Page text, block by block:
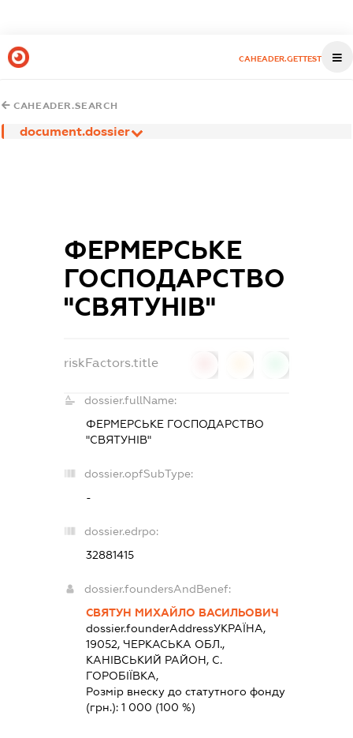
CAHEADER.GETTEST
CAHEADER.SEARCH
document.dossier
ФЕРМЕРСЬКЕ
ГОСПОДАРСТВО
"СВЯТУНІВ"
riskFactors.title
dossier.fullName:
ФЕРМЕРСЬКЕ ГОСПОДАРСТВО
"СВЯТУНІВ"
dossier.opfSubType:
-
dossier.edrpo:
32881415
dossier.foundersAndBenef:
СВЯТУН МИХАЙЛО ВАСИЛЬОВИЧ
dossier.founderAddressУКРАЇНА,
19052, ЧЕРКАСЬКА ОБЛ.,
КАНIВСЬКИЙ РАЙОН, С.
ГОРОБІЇВКА,
Розмір внеску до статутного фонду
(грн.):1 000 (100 %)